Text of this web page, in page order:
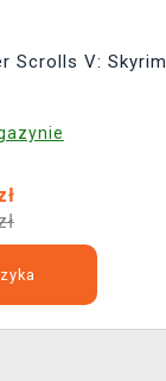
Scrolls V: Skyrim